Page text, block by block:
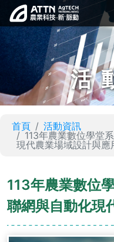
活
首頁
活動資訊
113年農業數位學堂
現代農業場域設計與應
113年農業數位
聯網與自動化現